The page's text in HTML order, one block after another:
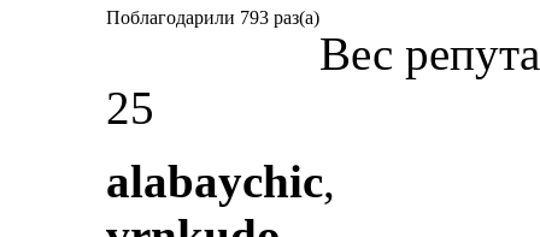
Поблагодарили 793 раз(а)
Вес
25
alabaychic,